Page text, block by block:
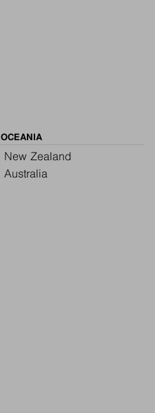
OCEANIA
New Zealand
Australia